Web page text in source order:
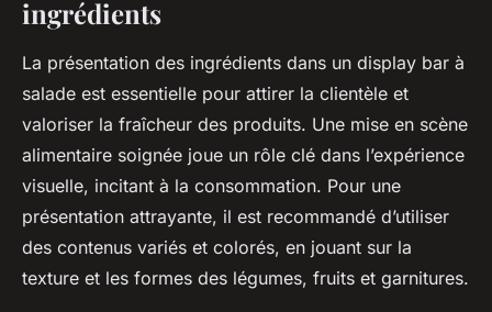
ingrédients
La présentation des ingrédients dans un display bar à
salade est essentielle pour attirer la clientèle et
valoriser la fraîcheur des produits. Une mise en scène
alimentaire soignée joue un rôle clé dans l’expérience
visuelle, incitant à la consommation. Pour une
présentation attrayante, il est recommandé d’utiliser
des contenus variés et colorés, en jouant sur la
texture et les formes des légumes, fruits et garnitures.